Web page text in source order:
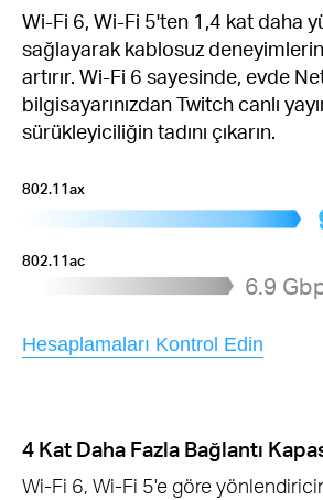
Wi-Fi 6, Wi-Fi 5'ten 1,4 kat daha
sağlayarak kablosuz
artırır. Wi-Fi 6 sayesinde, evde
bilgisayarınızdan Twitch canlı
sürükleyiciliğin tadını çıkarın.
802.11ax
802.11ac
6.9
Hesaplamaları Kontrol Edin
4 Kat Daha Fazla Bağlantı
Wi-Fi 6, Wi-Fi 5'e göre